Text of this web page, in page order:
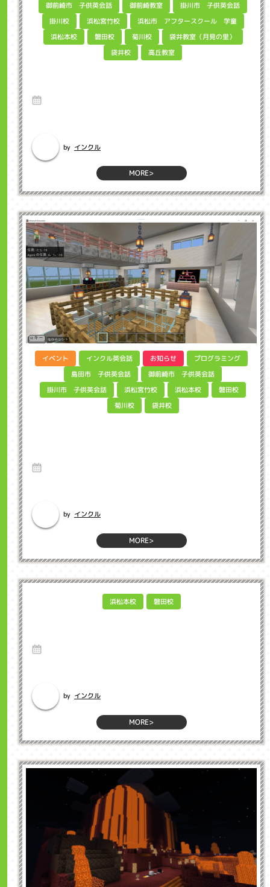
御前崎市 子供英会話 御前崎教室 掛川市 子供英会話
掛川校 浜松宮竹校 浜松市 アフタースクール 学童
浜松本校 磐田校 菊川校 袋井教室（月見の里）
袋井校 高丘教室
by インクル
MORE>
イベント インクル英会話 お知らせ プログラミング
島田市 子供英会話 御前崎市 子供英会話
掛川市 子供英会話 浜松宮竹校 浜松本校
磐田校
菊川校
袋井校
by インクル
MORE>
浜松本校 磐田校
by インクル
MORE>